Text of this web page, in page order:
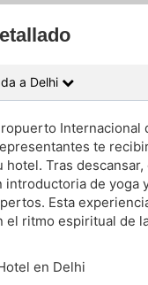
a Delhi
Internacional
te
hotel. Tras
introductoria de yoga
Esta
el ritmo espiritual de
en Delhi